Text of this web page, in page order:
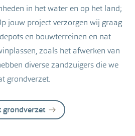
in het water en op het land;
jouw project verzorgen wij graag
en bouwterreinen en nat
zoals het afwerken van
diverse zandzuigers die we
grondverzet.
grondverzet